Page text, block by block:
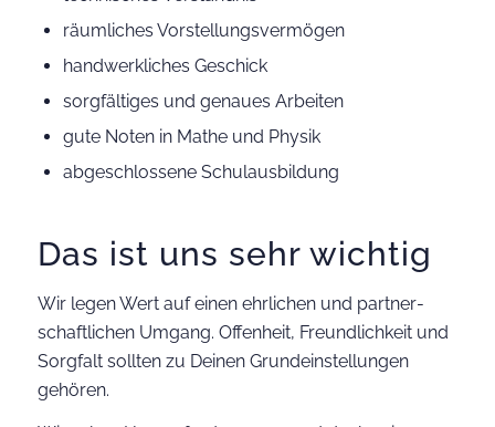
räumliches Vorstellungsvermögen
handwerkliches Geschick
sorgfältiges und genaues Arbeiten
gute Noten in Mathe und Physik
abgeschlossene Schulausbildung
Das ist uns sehr wichtig
Wir legen Wert auf einen ehrlichen und partner­
schaftlichen Umgang. Offenheit, Freundlichkeit und
Sorg­falt sollten zu Deinen Grund­einstellungen
gehören.